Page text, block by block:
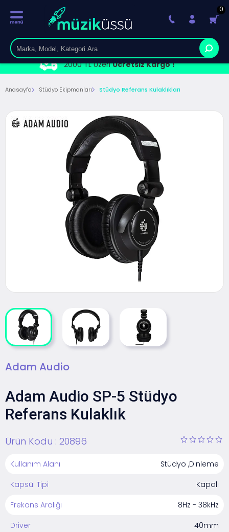
2000 TL ÜzeriÜcretsiz Kargo !
0
Anasayfa Stüdyo Ekipmanları Stüdyo Referans Kulaklıkları
Adam Audio
Adam Audio SP-5 Stüdyo
Referans Kulaklık
Ürün Kodu : 20896
Kullanım Alanı
Stüdyo ,Dinleme
Kapsül Tipi
Kapalı
Frekans Aralığı
8Hz - 38kHz
Driver
40mm